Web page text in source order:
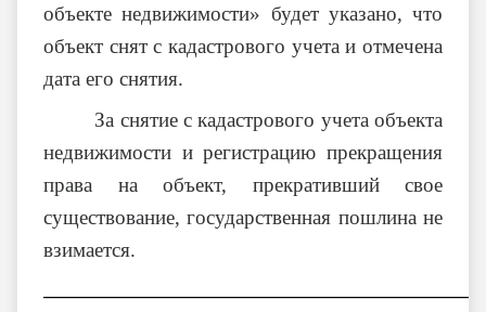
объекте недвижимости» будет указано, что
объект снят с кадастрового учета и отмечена
дата его снятия.
За снятие с кадастрового учета объекта
недвижимости и регистрацию прекращения
права на объект, прекративший свое
существование, государственная пошлина не
взимается.